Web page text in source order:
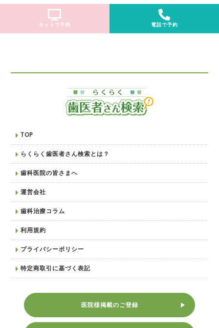
ネットで予約 電話で予約
TOP
らくらく歯医者さん検索とは？
歯科医院の皆さまへ
運営会社
歯科治療コラム
利用規約
プライバシーポリシー
特定商取引に基づく表記
医院様掲載のご登録